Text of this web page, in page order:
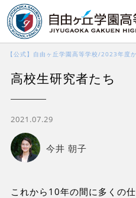
【公式】自由ヶ丘学園高等学校/2023年度
学校コラボ> 高校生研究者たち
高校生研究者たち
2021.07.29
今井 朝子
これから10年の間に多くの